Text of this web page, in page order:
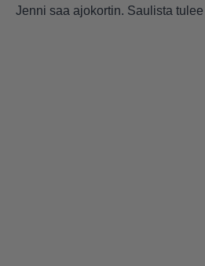
Jenni saa ajokortin. Saulista